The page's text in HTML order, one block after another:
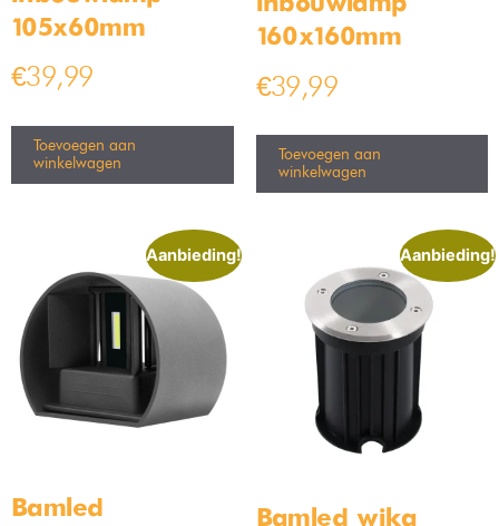
Ideale lumen voor elke ruimte
Het aantal lumen van een lichtbron geeft aan hoeveel
licht deze verlichting uitstraalt. Wanneer je dus wil weten hoe
de verlichting! Het aantal lumen is gedeeltelijk persoonlijke
smaak, maar er zijn gelukkig wat richtlijnen om de keuze
makkelijk te maken!
Woonkamer lampen:
De woonkamer is dé plek om te
relaxen. Hier wil je sfeer, maar ook genoeg licht om een boek te
lezen. Richt je op zo’n 1000-2000 lumen per
, afhankelijk van hoe groot je ruimte is.
Eetkamer lampen:
Bij het diner wil je alles goed kunnen zien,
van de heerlijke gerechten tot de gezichten aan tafel. Een
voor een warme, uitnodigende sfeer.